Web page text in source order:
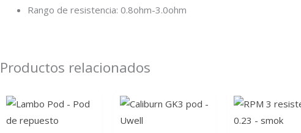
Rango de resistencia: 0.8ohm-3.0ohm
Productos relacionados